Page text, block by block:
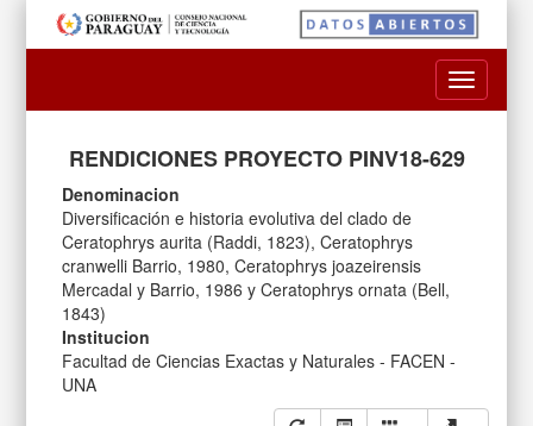
Toggle
RENDICIONES PROYECTO PINV18-629
Denominacion
Diversificación e historia evolutiva del clado de
Ceratophrys aurita (Raddi, 1823), Ceratophrys
cranwelli Barrio, 1980, Ceratophrys joazeirensis
Mercadal y Barrio, 1986 y Ceratophrys ornata (Bell,
1843)
Institucion
Facultad de Ciencias Exactas y Naturales - FACEN -
UNA